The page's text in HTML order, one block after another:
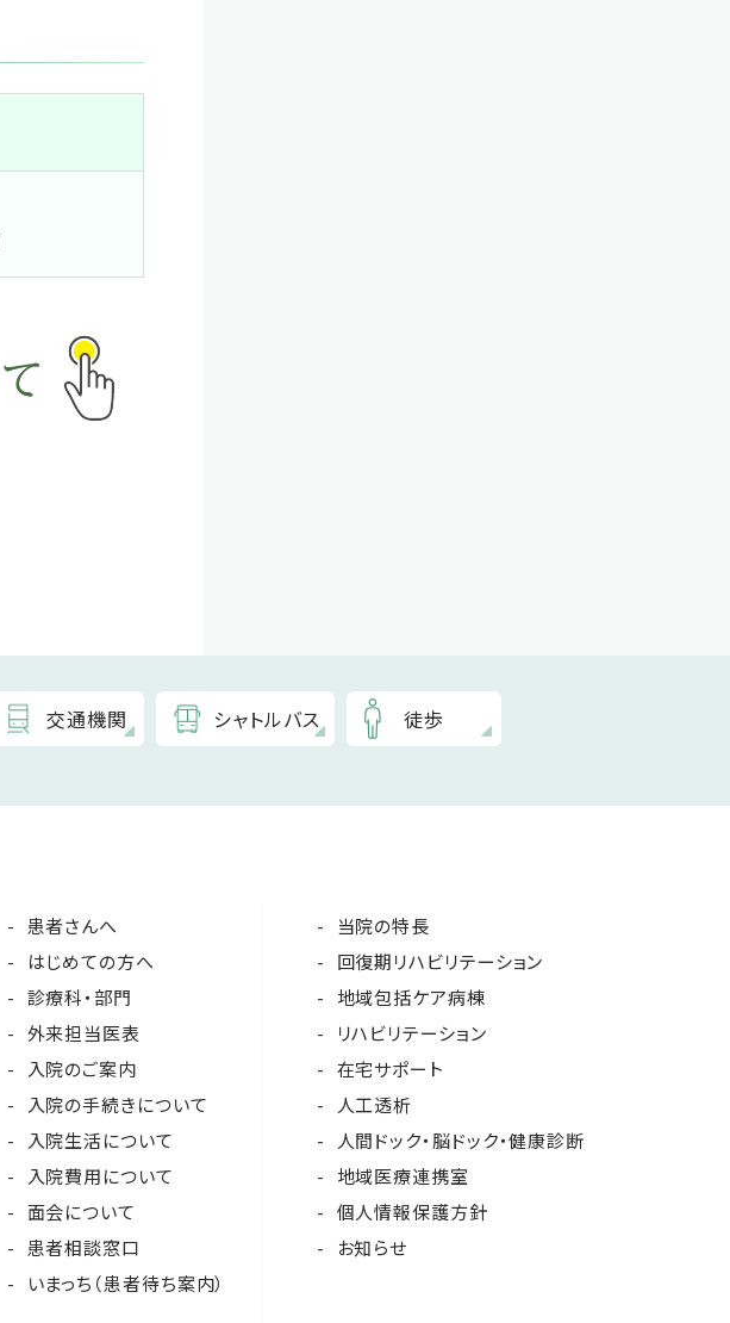
交通機関 シャトルバス 徒歩
患者さんへ
はじめての方へ
診療科・部門
外来担当医表
入院のご案内
入院の手続きについて
入院生活について
入院費用について
面会について
患者相談窓口
いまっち（患者待ち案内）
当院の特長
回復期リハビリテーション
地域包括ケア病棟
リハビリテーション
在宅サポート
人工透析
人間ドック・脳ドック・健康診断
地域医療連携室
個人情報保護方針
お知らせ